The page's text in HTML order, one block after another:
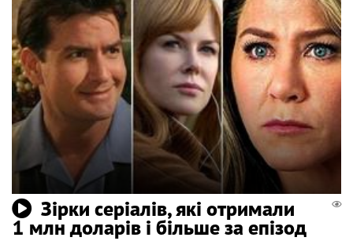
Зірки серіалів, які отримали
1 млн доларів і більше за епізод